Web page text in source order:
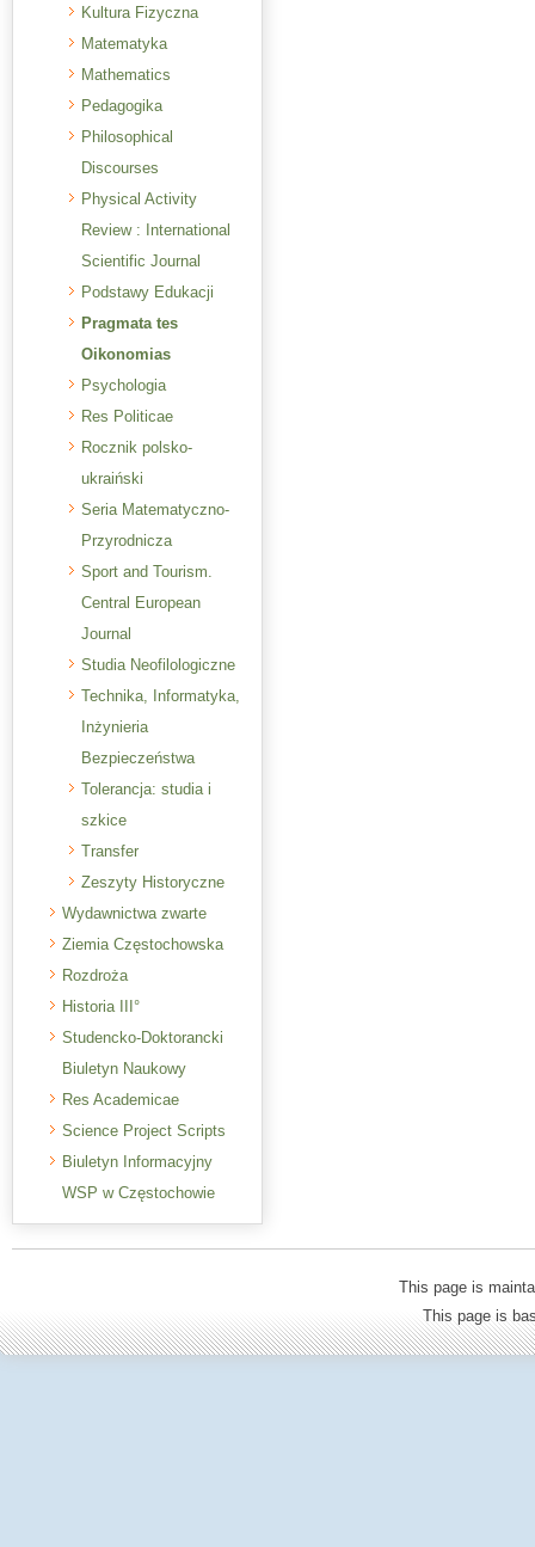
Kultura Fizyczna
Matematyka
Mathematics
Pedagogika
Philosophical
Discourses
Physical Activity
Review : International
Scientific Journal
Podstawy Edukacji
Pragmata tes
Oikonomias
Psychologia
Res Politicae
Rocznik polsko-
ukraiński
Seria Matematyczno-
Przyrodnicza
Sport and Tourism.
Central European
Journal
Studia Neofilologiczne
Technika, Informatyka,
Inżynieria
Bezpieczeństwa
Tolerancja: studia i
szkice
Transfer
Zeszyty Historyczne
Wydawnictwa zwarte
Ziemia Częstochowska
Rozdroża
Historia III°
Studencko-Doktorancki
Biuletyn Naukowy
Res Academicae
Science Project Scripts
Biuletyn Informacyjny
WSP w Częstochowie
This page is
This page is